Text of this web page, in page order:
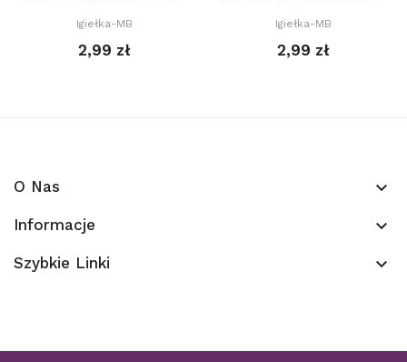
Igiełka-MB
2,99 zł
Igiełka-MB
2,99 zł
O Nas keyboard_arrow_down
Informacje keyboard_arrow_down
Szybkie Linki keyboard_arrow_down